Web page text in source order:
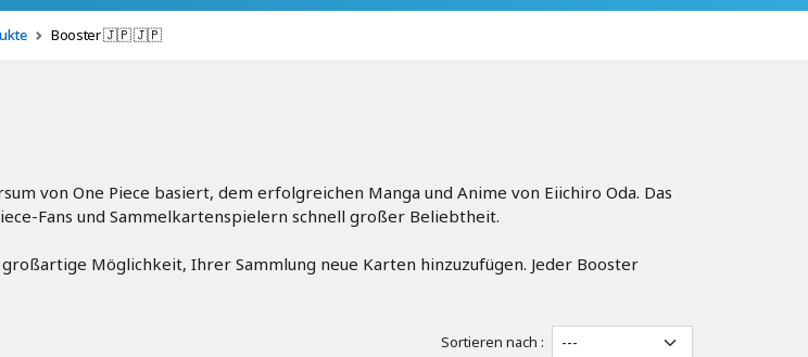
Booster 🇯🇵 🇯🇵
von One Piece basiert, dem erfolgreichen Manga und Anime von Eiichiro Oda. Das
Fans und Sammelkartenspielern schnell großer Beliebtheit.
Möglichkeit, Ihrer Sammlung neue Karten hinzuzufügen. Jeder Booster
Sortieren nach :